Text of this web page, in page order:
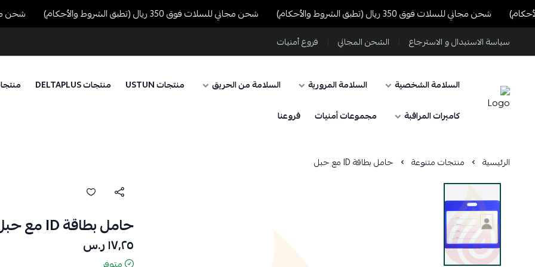
شحن مجاني للسلات فوق 350 ريال (تطبق الشروط والأحكام) شحن مجاني للسلات فوق 350 ريال (تطبق الشروط والأحكام) شحن مجاني
سياسة الاستبدال و الاسترجاع الشحن المجاني فروع أمنيات
السلامة الشخصية السلامة المرورية السلامة من الحريق منتجات USTUN منتجات DELTAPLUS
كاميرات المراقبة
مجموعات أمنيات فروعنا
الرئيسية منتجات متنوعة حامل بطاقة ID مع حبل
حامل بطاقة ID مع حبل
١٧٫٢٥ ر.س